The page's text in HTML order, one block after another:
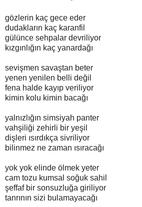
gözlerin kaç gece eder
dudakların kaç karanfil
gülünce sehpalar devriliyor
kızgınlığın kaç yanardağı
sevişmen savaştan beter
yenen yenilen belli değil
fena halde kayıp veriliyor
kimin kolu kimin bacağı
yalnızlığın simsiyah panter
vahşiliği zehirli bir yeşil
dişleri ısırdıkça sivriliyor
bilinmez ne zaman ısıracağı
yok yok elinde ölmek yeter
cam tozu kumsal soğuk sahil
şeffaf bir sonsuzluğa giriliyor
tanrının sizi bulamayacağı